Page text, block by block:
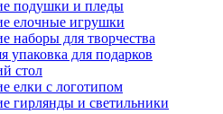
подушки и пледы
елочные игрушки
наборы для творчества
упаковка для подарков
стол
елки с логотипом
гирлянды и светильники